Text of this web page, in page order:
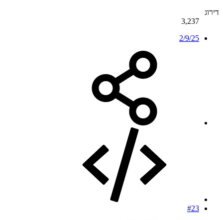
דירוג
3,237
2/9/25
#23